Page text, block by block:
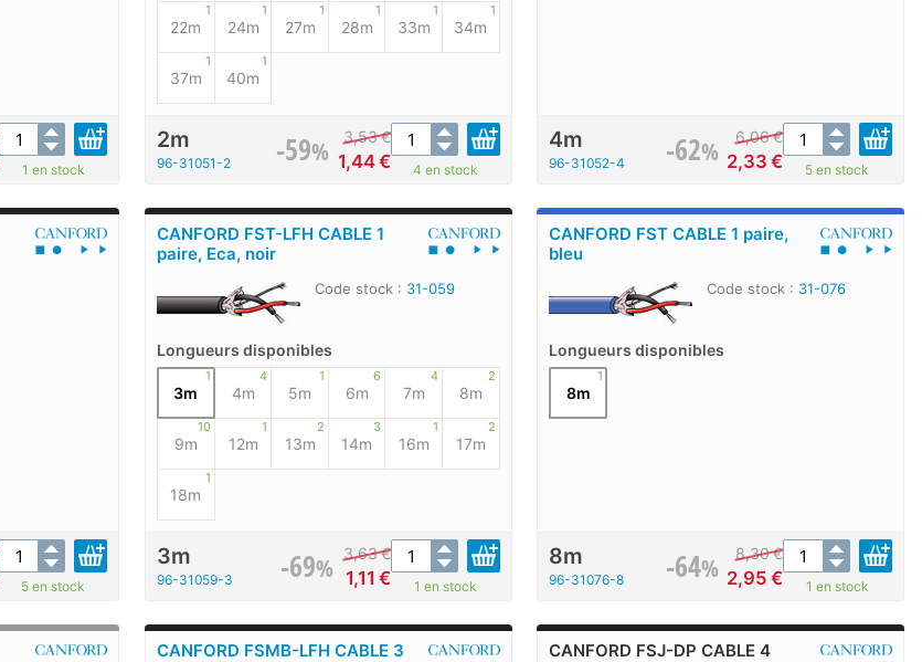
1 en stock
1
22m
1
24m
1
27m
1
28m
1
33m
1
34m
1
37m
1
40m
2m
96-31051-2 -59% 3,53€
1,44€ 4 en stock
4m
96-31052-4 -62% 6,06€
2,33€ 5 en stock
5 en stock
CANFORD FST-LFH CABLE 1
paire, Eca, noir
Code stock : 31-059
Longueurs disponibles
1
3m
4
4m
1
5m
6
6m
4
7m
2
8m
10
9m
1
12m
2
13m
3
14m
1
16m
2
17m
1
18m
3m
96-31059-3 -69% 3,63€
1,11€ 1 en stock
CANFORD FST CABLE 1 paire,
bleu
Code stock : 31-076
Longueurs disponibles
1
8m
8m
96-31076-8 -64% 8,30€
2,95€ 1 en stock
CANFORD FSMB-LFH CABLE 3
CANFORD FSJ-DP CABLE 4